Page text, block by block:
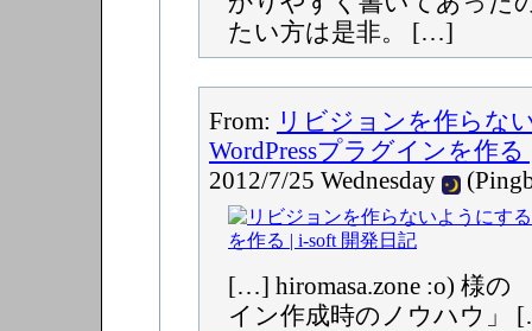
たい方は是非。 […]
From: リビジョンを作らな
WordPressプラグインを作
2012/7/25 Wednesday
[…] hiromasa.zone :o) 様の
イン作成時のノウハウ」